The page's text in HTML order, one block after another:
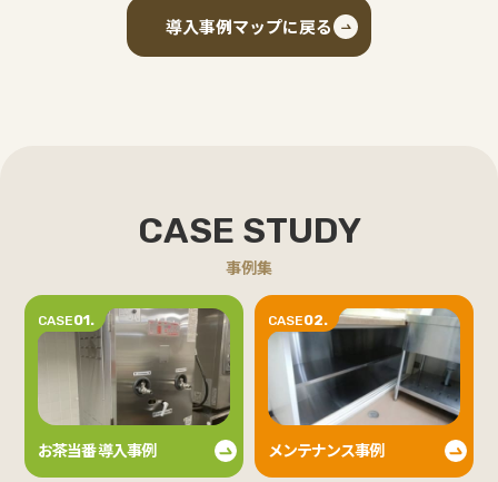
導入事例マップに戻る
CASE STUDY
事例集
CASE01.
お茶当番 導入事例
CASE02.
メンテナンス事例